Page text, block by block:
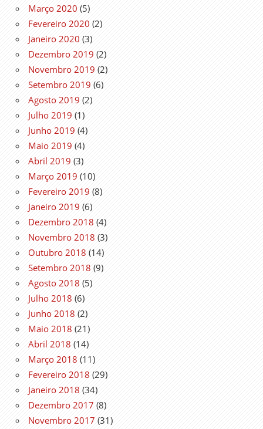
Março 2020 (5)
Fevereiro 2020 (2)
Janeiro 2020 (3)
Dezembro 2019 (2)
Novembro 2019 (2)
Setembro 2019 (6)
Agosto 2019 (2)
Julho 2019 (1)
Junho 2019 (4)
Maio 2019 (4)
Abril 2019 (3)
Março 2019 (10)
Fevereiro 2019 (8)
Janeiro 2019 (6)
Dezembro 2018 (4)
Novembro 2018 (3)
Outubro 2018 (14)
Setembro 2018 (9)
Agosto 2018 (5)
Julho 2018 (6)
Junho 2018 (2)
Maio 2018 (21)
Abril 2018 (14)
Março 2018 (11)
Fevereiro 2018 (29)
Janeiro 2018 (34)
Dezembro 2017 (8)
Novembro 2017 (31)